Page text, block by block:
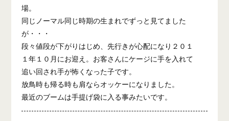
場。
同じノーマル同じ時期の生まれでずっと見てました
が・・・
段々値段が下がりはじめ、先行きが心配になり２０１
１年１０月にお迎え。お客さんにケージに手を入れて
追い回され手が怖くなった子です。
放鳥時も帰る時も肩ならオッケーになりました。
最近のブームは手提げ袋に入る事みたいです。